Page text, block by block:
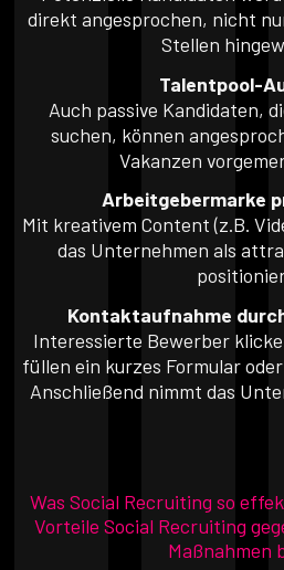
direkt angesprochen, nicht
Stellen
Talentpool-
Auch passive Kandidaten,
suchen, können
Vakanzen
Arbeitgebermarke
Mit kreativem Content (z.B.
das Unternehmen als
Kontaktaufnahme
Interessierte Bewerber
füllen ein kurzes Formular
Anschließend nimmt das
Was Social Recruiting so
Vorteile Social Recruiting
Maßnahmen